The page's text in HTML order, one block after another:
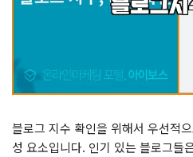
블로그 지수 확인을 위해서 우선적
성 요소입니다. 인기 있는 블로그들